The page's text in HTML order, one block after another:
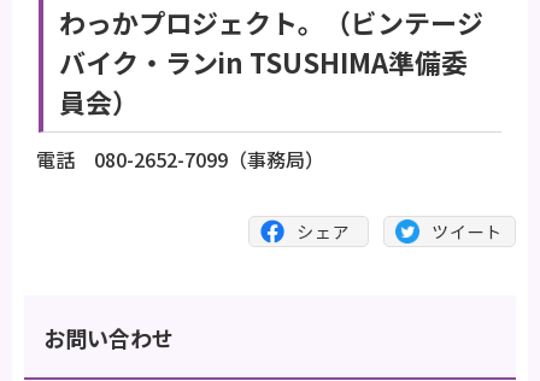
わっかプロジェクト。（ビンテージ
バイク・ランin TSUSHIMA準備委
員会）
電話 080-2652-7099（事務局）
お問い合わせ